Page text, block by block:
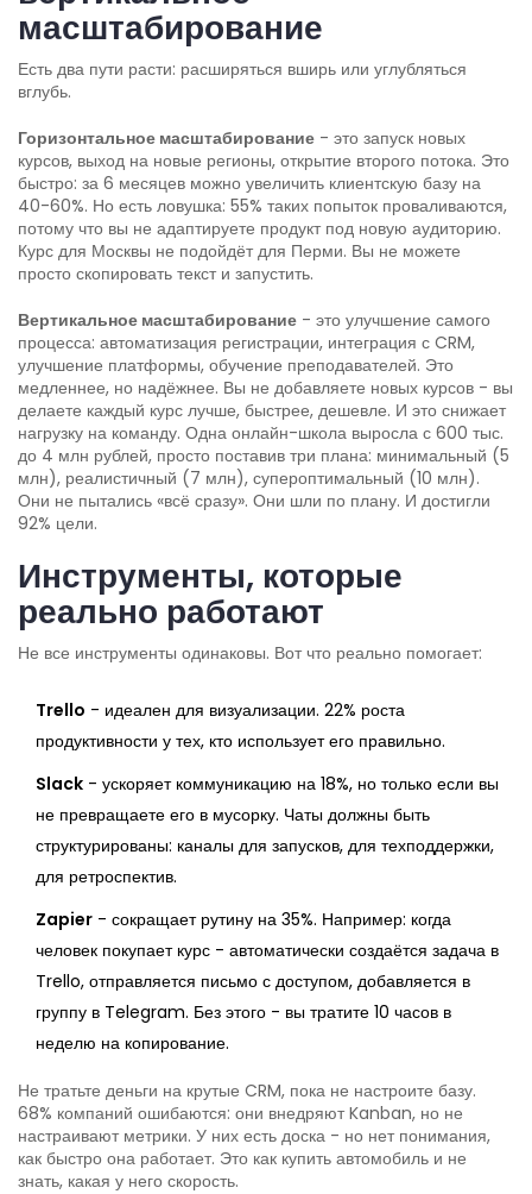
масштабирование
Есть два пути расти: расширяться вширь или углубляться
вглубь.
Горизонтальное масштабирование - это запуск новых
курсов, выход на новые регионы, открытие второго потока. Это
быстро: за 6 месяцев можно увеличить клиентскую базу на
40-60%. Но есть ловушка: 55% таких попыток проваливаются,
потому что вы не адаптируете продукт под новую аудиторию.
Курс для Москвы не подойдёт для Перми. Вы не можете
просто скопировать текст и запустить.
Вертикальное масштабирование - это улучшение самого
процесса: автоматизация регистрации, интеграция с CRM,
улучшение платформы, обучение преподавателей. Это
медленнее, но надёжнее. Вы не добавляете новых курсов - вы
делаете каждый курс лучше, быстрее, дешевле. И это снижает
нагрузку на команду. Одна онлайн-школа выросла с 600 тыс.
до 4 млн рублей, просто поставив три плана: минимальный (5
млн), реалистичный (7 млн), супероптимальный (10 млн).
Они не пытались «всё сразу». Они шли по плану. И достигли
92% цели.
Инструменты, которые
реально работают
Не все инструменты одинаковы. Вот что реально помогает:
Trello - идеален для визуализации. 22% роста
продуктивности у тех, кто использует его правильно.
Slack - ускоряет коммуникацию на 18%, но только если вы
не превращаете его в мусорку. Чаты должны быть
структурированы: каналы для запусков, для техподдержки,
для ретроспектив.
Zapier - сокращает рутину на 35%. Например: когда
человек покупает курс - автоматически создаётся задача в
Trello, отправляется письмо с доступом, добавляется в
группу в Telegram. Без этого - вы тратите 10 часов в
неделю на копирование.
Не тратьте деньги на крутые CRM, пока не настроите базу.
68% компаний ошибаются: они внедряют Kanban, но не
настраивают метрики. У них есть доска - но нет понимания,
как быстро она работает. Это как купить автомобиль и не
знать, какая у него скорость.